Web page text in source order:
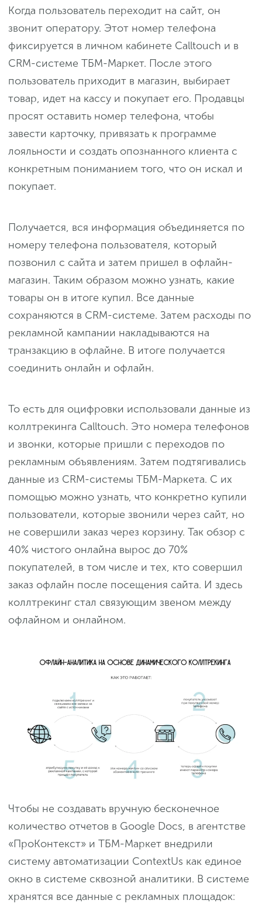
Когда пользователь переходит на сайт, он
звонит оператору. Этот номер телефона
фиксируется в личном кабинете Calltouch и в
CRM-системе ТБМ-Маркет. После этого
пользователь приходит в магазин, выбирает
товар, идет на кассу и покупает его. Продавцы
просят оставить номер телефона, чтобы
завести карточку, привязать к программе
лояльности и создать опознанного клиента с
конкретным пониманием того, что он искал и
покупает.
Получается, вся информация объединяется по
номеру телефона пользователя, который
позвонил с сайта и затем пришел в офлайн-
магазин. Таким образом можно узнать, какие
товары он в итоге купил. Все данные
сохраняются в СRМ-системе. Затем расходы по
рекламной кампании накладываются на
транзакцию в офлайне. В итоге получается
соединить онлайн и офлайн.
То есть для оцифровки использовали данные из
коллтрекинга Calltouch. Это номера телефонов
и звонки, которые пришли с переходов по
рекламным объявлениям. Затем подтягивались
данные из CRM-системы ТБМ-Маркета. С их
помощью можно узнать, что конкретно купили
пользователи, которые звонили через сайт, но
не совершили заказ через корзину. Так обзор с
40% чистого онлайна вырос до 70%
покупателей, в том числе и тех, кто совершил
заказ офлайн после посещения сайта. И здесь
коллтрекинг стал связующим звеном между
офлайном и онлайном.
Чтобы не создавать вручную бесконечное
количество отчетов в Google Docs, в агентстве
«ПроКонтекст» и ТБМ-Маркет внедрили
систему автоматизации ContextUs как единое
окно в системе сквозной аналитики. В системе
хранятся все данные с рекламных площадок: